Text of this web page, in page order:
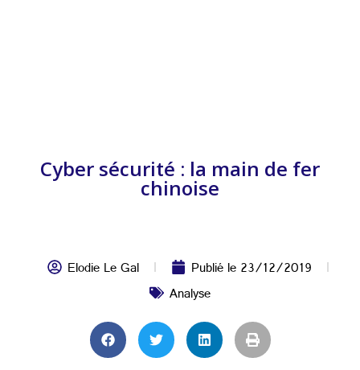
Cyber sécurité : la main de fer
chinoise
Elodie Le Gal Publié le23/12/2019
Analyse